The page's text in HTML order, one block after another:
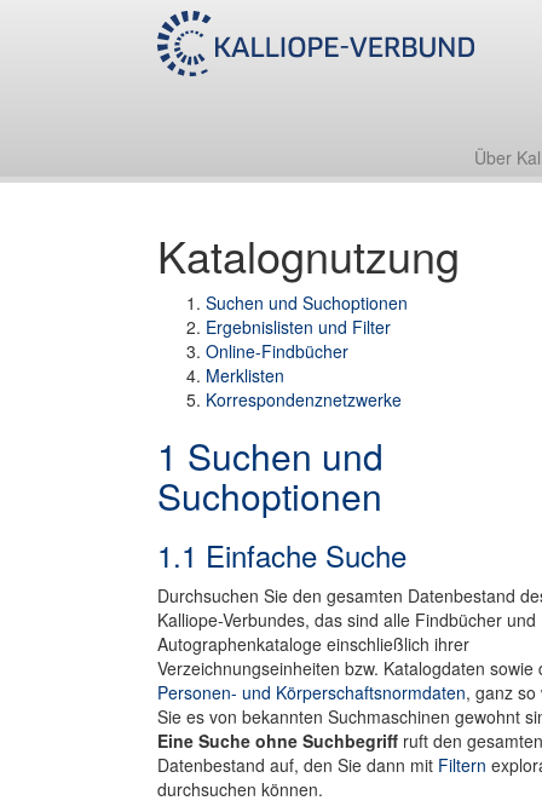
Über
Katalognutzung
Suchen und Suchoptionen
Ergebnislisten und Filter
Online-Findbücher
Merklisten
Korrespondenznetzwerke
1 Suchen und
Suchoptionen
1.1 Einfache Suche
Durchsuchen Sie den gesamten Datenbestand
Kalliope-Verbundes, das sind alle Findbücher und
Autographenkataloge einschließlich ihrer
Verzeichnungseinheiten bzw. Katalogdaten sowie
Personen- und Körperschaftsnormdaten, ganz so
Sie es von bekannten Suchmaschinen gewohnt
Eine Suche ohne Suchbegriff ruft den gesamten
Datenbestand auf, den Sie dann mit Filtern
durchsuchen können.